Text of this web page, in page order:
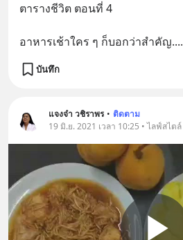
ตารางชีวิต ตอนที่ 4
อาหารเช้าใคร ๆ ก็บอกว่าสำคัญ....
บันทึก
แจงจ๋า วชิราพร • ติดตาม
19 มิ.ย. 2021 เวลา 10:25 • ไลฟ์สไตล์